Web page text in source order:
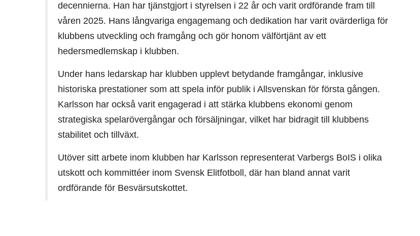
decennierna. Han har tjänstgjort i styrelsen i 22 år och varit ordförande fram till
våren 2025. Hans långvariga engagemang och dedikation har varit ovärderliga för
klubbens utveckling och framgång och gör honom välförtjänt av ett
hedersmedlemskap i klubben.
Under hans ledarskap har klubben upplevt betydande framgångar, inklusive
historiska prestationer som att spela inför publik i Allsvenskan för första gången.
Karlsson har också varit engagerad i att stärka klubbens ekonomi genom
strategiska spelarövergångar och försäljningar, vilket har bidragit till klubbens
stabilitet och tillväxt.
Utöver sitt arbete inom klubben har Karlsson representerat Varbergs BoIS i olika
utskott och kommittéer inom Svensk Elitfotboll, där han bland annat varit
ordförande för Besvärsutskottet.